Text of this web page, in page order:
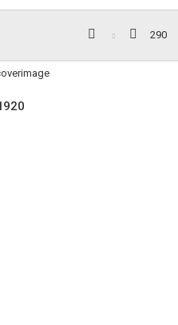
290